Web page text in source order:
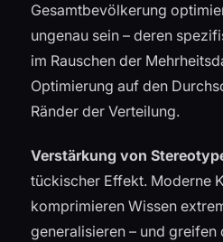
Gesamtbevölkerung
ungenau sein – deren
im Rauschen der
Optimierung auf den
Ränder der Verteilung.
Verstärkung von
tückischer Effekt. Moderne
komprimieren Wissen
generalisieren – und